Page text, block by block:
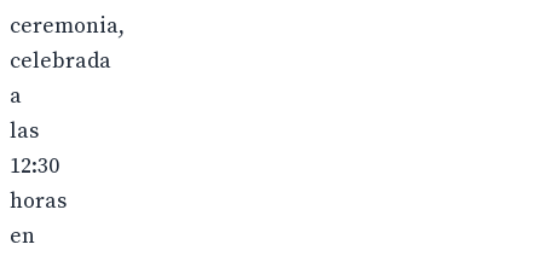
ceremonia,
celebrada
a
las
12:30
horas
en